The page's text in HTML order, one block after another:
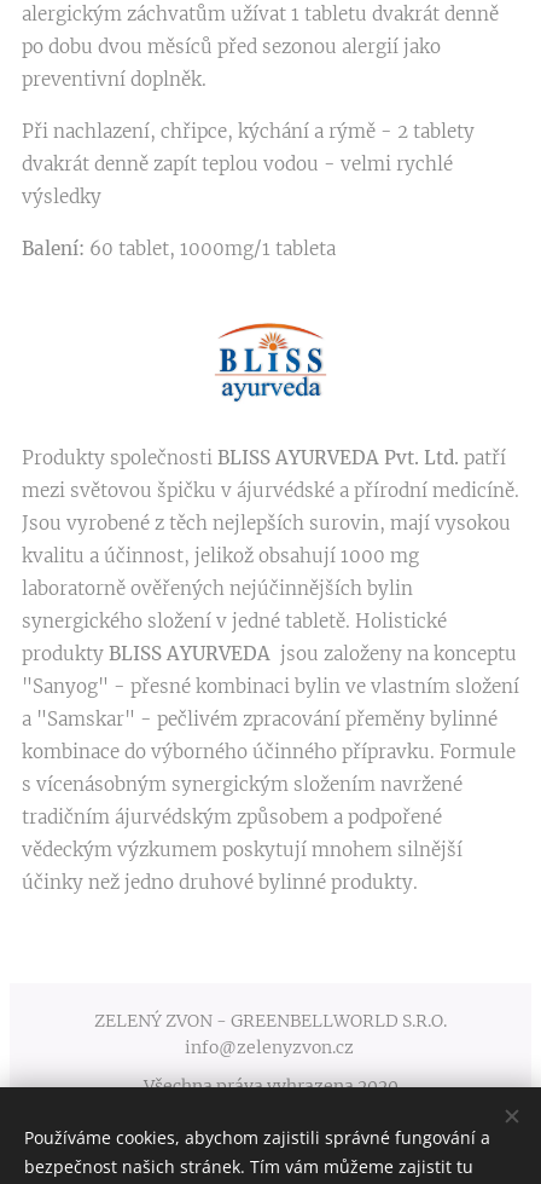
alergickým záchvatům užívat 1 tabletu dvakrát denně
po dobu dvou měsíců před sezonou alergií jako
preventivní doplněk.
Při nachlazení, chřipce, kýchání a rýmě - 2 tablety
dvakrát denně zapít teplou vodou - velmi rychlé
výsledky
Balení: 60 tablet, 1000mg/1 tableta
Produkty společnosti BLISS AYURVEDA Pvt. Ltd. patří
mezi světovou špičku v ájurvédské a přírodní medicíně.
Jsou vyrobené z těch nejlepších surovin, mají vysokou
kvalitu a účinnost, jelikož obsahují 1000 mg
laboratorně ověřených nejúčinnějších bylin
synergického složení v jedné tabletě. Holistické
produkty BLISS AYURVEDA jsou založeny na konceptu
"Sanyog" - přesné kombinaci bylin ve vlastním složení
a "Samskar" - pečlivém zpracování přeměny bylinné
kombinace do výborného účinného přípravku. Formule
s vícenásobným synergickým složením navržené
tradičním ájurvédským způsobem a podpořené
vědeckým výzkumem poskytují mnohem silnější
účinky než jedno druhové bylinné produkty.
ZELENÝ ZVON - GREENBELLWORLD S.R.O.
info@zelenyzvon.cz
Všechna práva vyhrazena 2020
Obchodní podmínky Cookies
Používáme cookies, abychom zajistili správné fungování a
bezpečnost našich stránek. Tím vám můžeme zajistit tu